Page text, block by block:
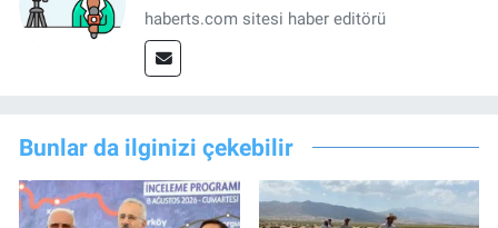
haberts.com sitesi haber editörü
Bunlar da ilginizi çekebilir